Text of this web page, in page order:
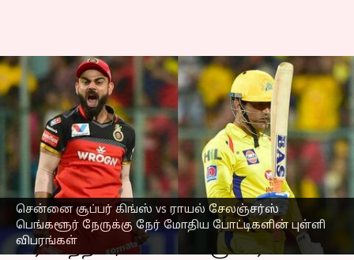
சென்னை சூப்பர் கிங்ஸ் vs ராயல் சேலஞ்சர்ஸ்
பெங்களூர் நேருக்கு நேர் மோதிய போட்டிகளின் புள்ளி
விபரங்கள்
சென்னை சூப்பர் கிங்ஸ் vs
ராயல் சேலஞ்சர்ஸ்
பெங்களூர் : யார் பெஸ்ட்?
எழுதியவர் Sekar Chinnappan Mar 30, 2023 01:39 pm
செய்தி முன்னோட்டம்
இந்தியன் பிரீமியர் லீக் (ஐபிஎல்)
வரலாற்றில், சென்னை சூப்பர் கிங்ஸ்